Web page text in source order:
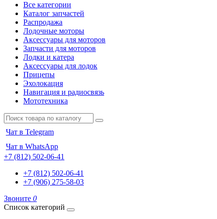
Все категории
Каталог запчастей
Распродажа
Лодочные моторы
Аксессуары для моторов
Запчасти для моторов
Лодки и катера
Аксессуары для лодок
Прицепы
Эхолокация
Навигация и радиосвязь
Мототехника
Чат в Telegram
Чат в WhatsApp
+7 (812) 502-06-41
+7 (812) 502-06-41
+7 (906) 275-58-03
Звоните 0
Список категорий